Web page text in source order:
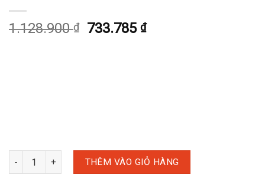
1.128.900₫ 733.785₫
Công tắc bốn Wi-fi có trung tính 1000W/G; 86*86mm số lượng
THÊM VÀO GIỎ HÀNG